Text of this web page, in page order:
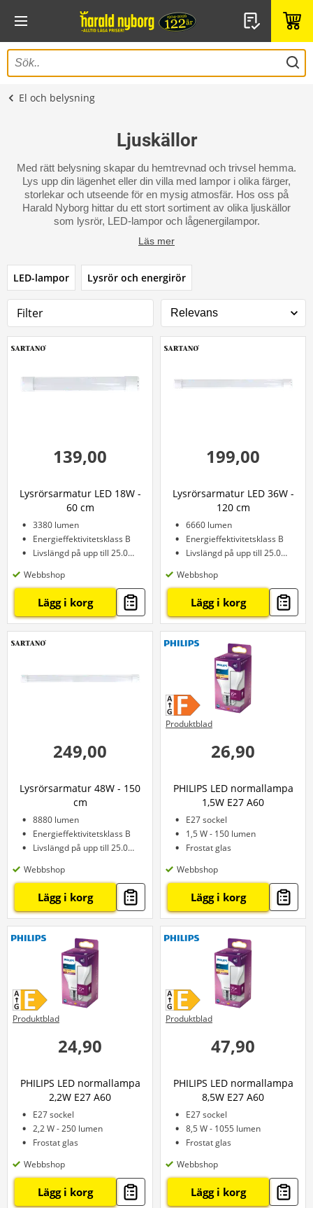
El och belysning
Ljuskällor
Med rätt belysning skapar du hemtrevnad och trivsel hemma.
Lys upp din lägenhet eller din villa med lampor i olika färger,
storlekar och utseende för en mysig atmosfär. Hos oss på
Harald Nyborg hittar du ett stort sortiment av olika ljuskällor
som lysrör, LED-lampor och lågenergilampor.
Läs mer
LED-lampor Lysrör och energirör
Filter
139,00
Lysrörsarmatur LED 18W -
60 cm
3380 lumen
Energieffektivitetsklass B
Livslängd på upp till 25.000 timmar
Webbshop
Lägg i korg
199,00
Lysrörsarmatur LED 36W -
120 cm
6660 lumen
Energieffektivitetsklass B
Livslängd på upp till 25.000 timmar
Webbshop
Lägg i korg
249,00
Lysrörsarmatur 48W - 150
cm
8880 lumen
Energieffektivitetsklass B
Livslängd på upp till 25.000 timmar
Webbshop
Lägg i korg
26,90
PHILIPS LED normallampa
1,5W E27 A60
E27 sockel
1,5 W - 150 lumen
Frostat glas
Produktblad
Webbshop
Lägg i korg
24,90
PHILIPS LED normallampa
2,2W E27 A60
E27 sockel
2,2 W - 250 lumen
Frostat glas
Produktblad
Webbshop
Lägg i korg
47,90
PHILIPS LED normallampa
8,5W E27 A60
E27 sockel
8,5 W - 1055 lumen
Frostat glas
Produktblad
Webbshop
Lägg i korg